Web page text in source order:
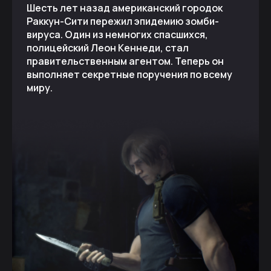
Шесть лет назад американский городок
Раккун-Сити пережил эпидемию зомби-
вируса. Один из немногих спасшихся,
полицейский Леон Кеннеди, стал
правительственным агентом. Теперь он
выполняет секретные поручения по всему
миру.